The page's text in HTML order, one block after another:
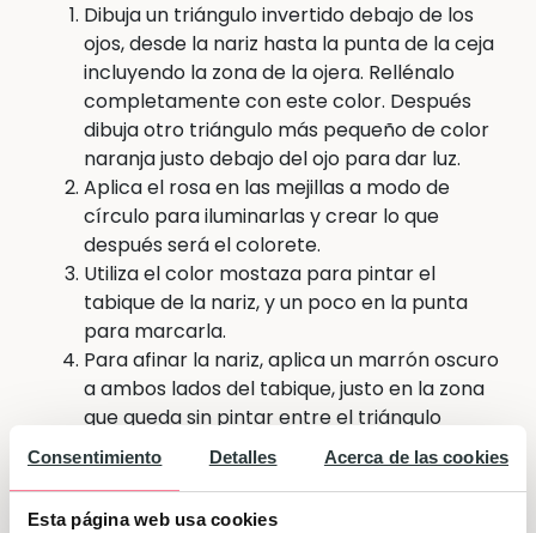
Consentimiento Detalles Acerca de las cookies
Esta página web usa cookies
Dibuja un triángulo invertido debajo de los
ojos, desde la nariz hasta la punta de la ceja
incluyendo la zona de la ojera. Rellénalo
completamente con este color. Después
dibuja otro triángulo más pequeño de color
naranja justo debajo del ojo para dar luz.
Aplica el rosa en las mejillas a modo de
círculo para iluminarlas y crear lo que
después será el colorete.
Utiliza el color mostaza para pintar el
tabique de la nariz, y un poco en la punta
para marcarla.
Para afinar la nariz, aplica un marrón oscuro
a ambos lados del tabique, justo en la zona
que queda sin pintar entre el triángulo
invertido del ojo y el color mostaza del
propio tabique.